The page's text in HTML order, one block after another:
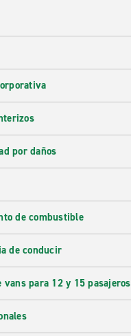
por daños
de combustible
de conducir
para 12 y 15 pasajeros